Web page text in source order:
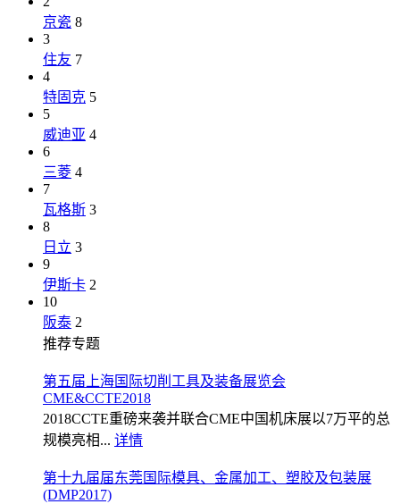
京瓷 8
3
住友 7
4
特固克 5
5
威迪亚 4
6
三菱 4
7
瓦格斯 3
8
日立 3
9
伊斯卡 2
10
阪泰 2
推荐专题
第五届上海国际切削工具及装备展览会
CME&CCTE2018
2018CCTE重磅来袭并联合CME中国机床展以7万平的总
规模亮相... 详情
第十九届届东莞国际模具、金属加工、塑胶及包装展
(DMP2017)